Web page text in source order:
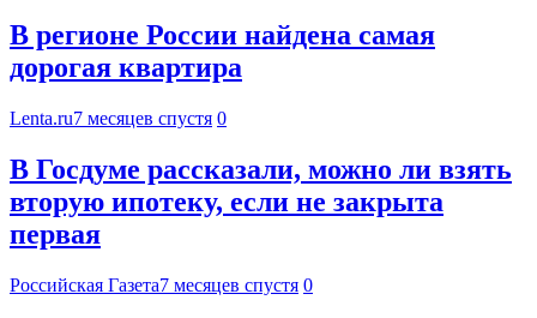
В регионе России найдена самая
дорогая квартира
Lenta.ru7 месяцев спустя 0
В Госдуме рассказали, можно ли взять
вторую ипотеку, если не закрыта
первая
Российская Газета7 месяцев спустя 0